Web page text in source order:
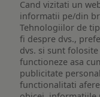
Cand vizitati un
informatii pe/din
Tehnologiilor de
fi despre dvs.,
dvs. si sunt
functioneze asa
publicitate
functionalitati